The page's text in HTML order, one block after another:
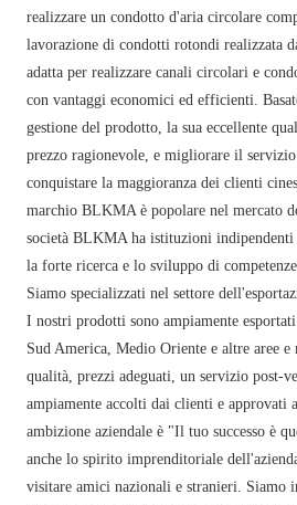
realizzare un condotto d'aria circolare
lavorazione di condotti rotondi realizzata
adatta per realizzare canali circolari e
con vantaggi economici ed efficienti.
gestione del prodotto, la sua eccellente
prezzo ragionevole, e migliorare il
conquistare la maggioranza dei clienti
marchio BLKMA è popolare nel mercato
società BLKMA ha istituzioni
la forte ricerca e lo sviluppo di
Siamo specializzati nel settore
I nostri prodotti sono ampiamente
Sud America, Medio Oriente e altre aree e
qualità, prezzi adeguati, un servizio post-
ampiamente accolti dai clienti e approvati
ambizione aziendale è "Il tuo successo è
anche lo spirito imprenditoriale
visitare amici nazionali e stranieri. Siamo